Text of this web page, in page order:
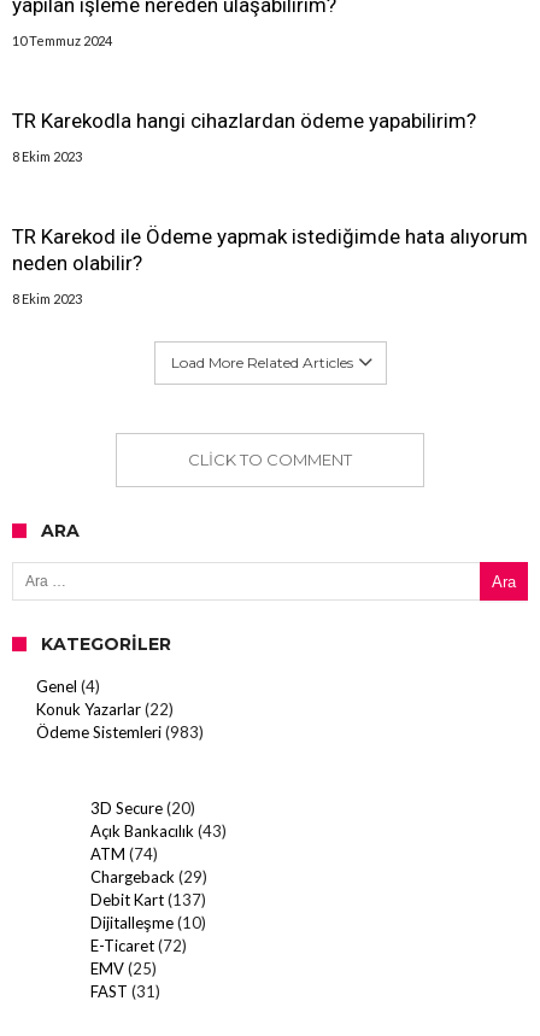
yapılan işleme nereden ulaşabilirim?
10 Temmuz 2024
TR Karekodla hangi cihazlardan ödeme yapabilirim?
8 Ekim 2023
TR Karekod ile Ödeme yapmak istediğimde hata alıyorum
neden olabilir?
8 Ekim 2023
Load More Related Articles
CLICK TO COMMENT
ARA
Arama:
KATEGORILER
Genel (4)
Konuk Yazarlar(22)
Ödeme Sistemleri(983)
3D Secure(20)
Açık Bankacılık(43)
ATM (74)
Chargeback(29)
Debit Kart(137)
Dijitalleşme(10)
E-Ticaret(72)
EMV(25)
FAST (31)